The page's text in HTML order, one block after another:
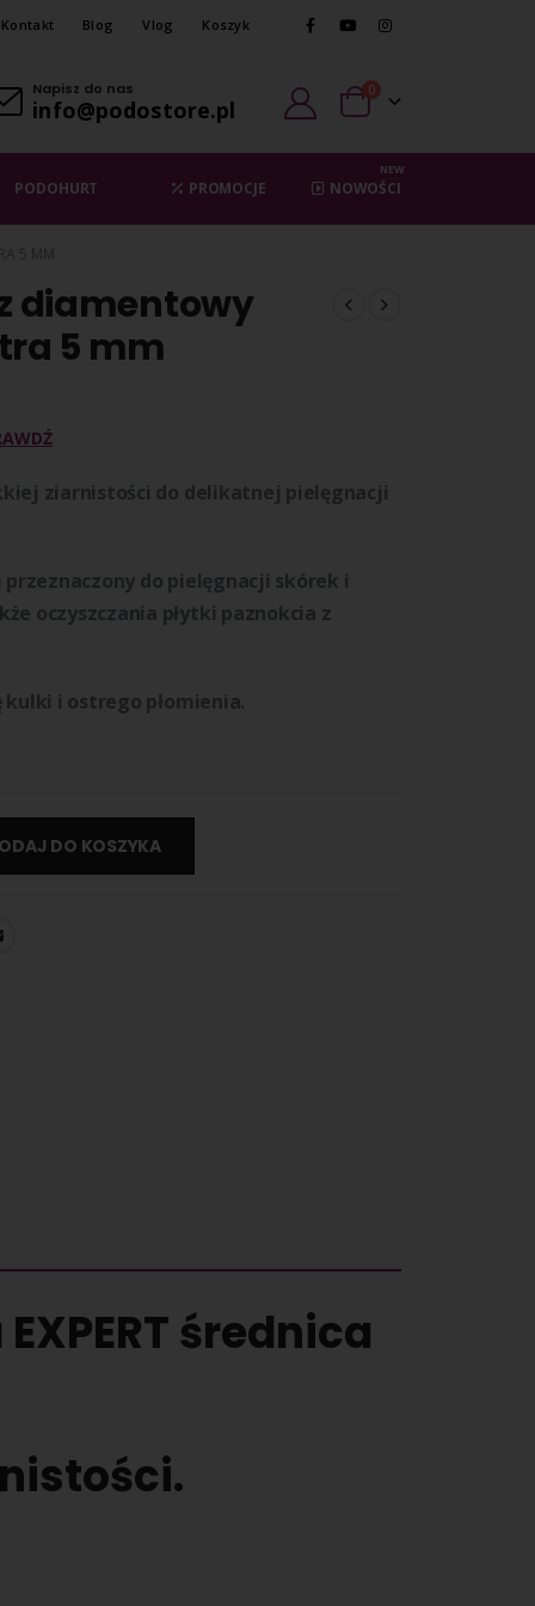
Kontakt Blog Vlog Koszyk
Napisz do nas
info@podostore.pl
0
PODOHURT PROMOCJE NOWOŚCI
NEW
diamentowy
5 mm
ziarnistości do delikatnej pielęgnacji
do pielęgnacji skórek i
oczyszczania płytki paznokcia z
i ostrego płomienia.
DO KOSZYKA
średnica